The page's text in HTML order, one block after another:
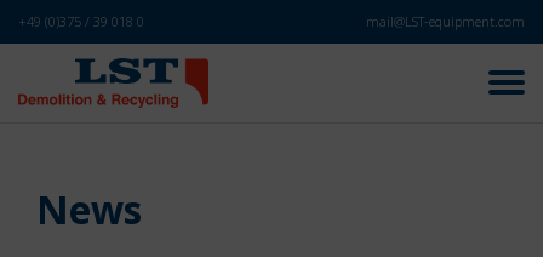
+49 (0)375 / 39 018 0 mail@LST-equipment.com
News